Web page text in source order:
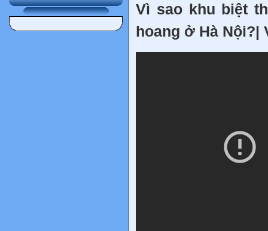
Vì sao khu biệt
hoang ở Hà Nội?|